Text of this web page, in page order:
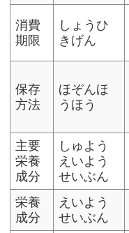
消費
期限
しょうひ
きげん
保存
方法
ほぞんほ
うほう
主要
栄養
成分
しゅよう
えいよう
せいぶん
栄養
成分
えいよう
せいぶん